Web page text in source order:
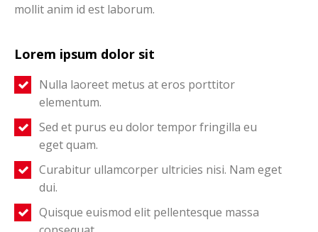
mollit anim id est laborum.
Lorem ipsum dolor sit
Nulla laoreet metus at eros porttitor
elementum.
Sed et purus eu dolor tempor fringilla eu
eget quam.
Curabitur ullamcorper ultricies nisi. Nam eget
dui.
Quisque euismod elit pellentesque massa